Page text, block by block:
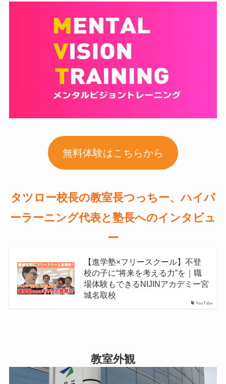
無料体験はこちらから
タツロー校長の教室長つっちー、ハイパ
ーラーニング代表と塾長へのインタビュ
ー
YouTube
【進学塾×フリースクール】不登
校の子に“将来を考える力”を｜職
場体験もできるNIJINアカデミー宮
城名取校
教室外観